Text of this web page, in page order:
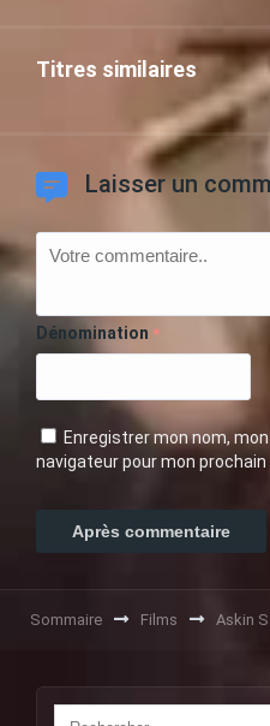
Titres similaires
Laisser un
Dénomination *
Enregistrer mon nom,
navigateur pour mon
Sommaire Films Askin